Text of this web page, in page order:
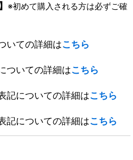
※初めて購入される方は必ずご確
いての詳細はこちら
ついての詳細はこちら
記についての詳細はこちら
記についての詳細はこちら